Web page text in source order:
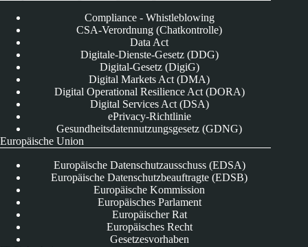
Compliance - Whistleblowing
CSA-Verordnung (Chatkontrolle)
Data Act
Digitale-Dienste-Gesetz (DDG)
Digital-Gesetz (DigiG)
Digital Markets Act (DMA)
Digital Operational Resilience Act (DORA)
Digital Services Act (DSA)
ePrivacy-Richtlinie
Gesundheitsdatennutzungsgesetz (GDNG)
Europäische Union
Europäische Datenschutzausschuss (EDSA)
Europäische Datenschutzbeauftragte (EDSB)
Europäische Kommission
Europäisches Parlament
Europäischer Rat
Europäisches Recht
Gesetzesvorhaben